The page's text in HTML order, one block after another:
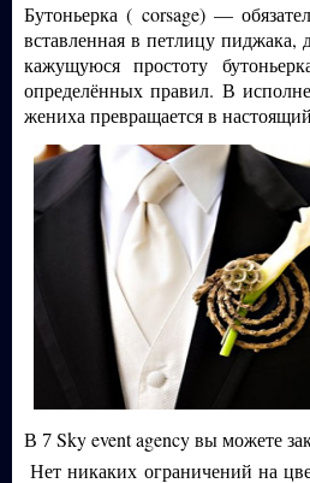
Бутоньерка ( corsage) —
вставленная в петлицу пиджака,
кажущуюся простоту
определённых правил. В
жениха превращается в
В 7 Sky event agency вы можете
Нет никаких ограничений на